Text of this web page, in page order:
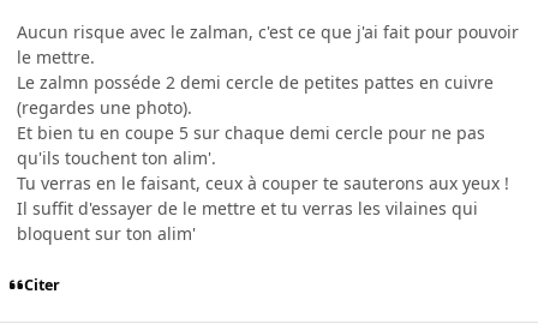
Aucun risque avec le zalman, c'est ce que j'ai fait pour pouvoir
le mettre.
Le zalmn posséde 2 demi cercle de petites pattes en cuivre
(regardes une photo).
Et bien tu en coupe 5 sur chaque demi cercle pour ne pas
qu'ils touchent ton alim'.
Tu verras en le faisant, ceux à couper te sauterons aux yeux !
Il suffit d'essayer de le mettre et tu verras les vilaines qui
bloquent sur ton alim'
Citer